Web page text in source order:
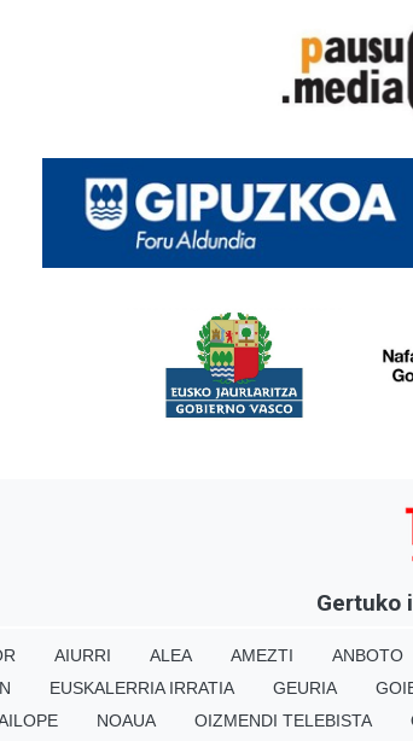
Gertuko
AIURRI ALEA AMEZTI ANBOTO
EUSKALERRIA IRRATIA GEURIA
NOAUA OIZMENDI TELEBISTA